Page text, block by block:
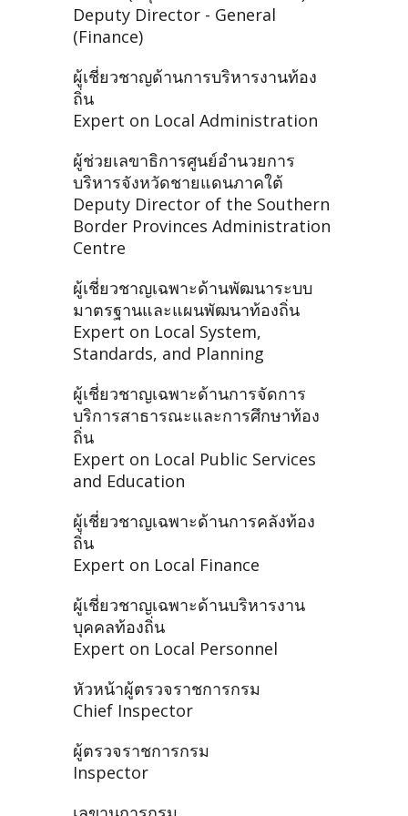
Deputy Director - General
(Finance)
ผู้เชี่ยวชาญด้านการบริหารงานท้อง
ถิ่น
Expert on Local Administration
ผู้ช่วยเลขาธิการศูนย์อำนวยการ
บริหารจังหวัดชายแดนภาคใต้
Deputy Director of the Southern
Border Provinces Administration
Centre
ผู้เชี่ยวชาญเฉพาะด้านพัฒนาระบบ
มาตรฐานและแผนพัฒนาท้องถิ่น
Expert on Local System,
Standards, and Planning
ผู้เชี่ยวชาญเฉพาะด้านการจัดการ
บริการสาธารณะและการศึกษาท้อง
ถิ่น
Expert on Local Public Services
and Education
ผู้เชี่ยวชาญเฉพาะด้านการคลังท้อง
ถิ่น
Expert on Local Finance
ผู้เชี่ยวชาญเฉพาะด้านบริหารงาน
บุคคลท้องถิ่น
Expert on Local Personnel
หัวหน้าผู้ตรวจราชการกรม
Chief Inspector
ผู้ตรวจราชการกรม
Inspector